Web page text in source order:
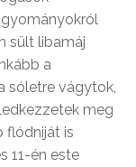
sült libamáj
a
sóletre vágytok,
meg
flódniját is
11-én este